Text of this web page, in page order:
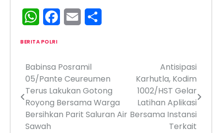
WhatsAppFacebook
Email
BERITA POLRI
Navigasi
pos
Babinsa Posramil
05/Pante Ceureumen
Terus Lakukan Gotong
Royong Bersama Warga
Bersihkan Parit Saluran Air
Sawah
Antisipasi
Karhutla, Kodim
1002/HST Gelar
Latihan Aplikasi
Bersama Instansi
Terkait